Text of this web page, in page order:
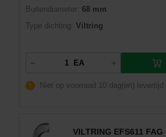
Buitendiameter: 68 mm
Type dichting: Viltring
EA
Niet op voorraad 10 dag(en) levertijd
VILTRING EFS611 FAG